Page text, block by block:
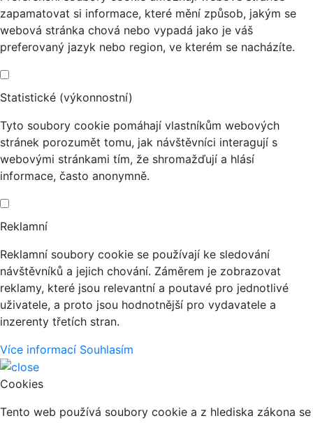
zapamatovat si informace, které mění způsob, jakým se
webová stránka chová nebo vypadá jako je váš
preferovaný jazyk nebo region, ve kterém se nacházíte.
Statistické (výkonnostní)
Tyto soubory cookie pomáhají vlastníkům webových
stránek porozumět tomu, jak návštěvníci interagují s
webovými stránkami tím, že shromažďují a hlásí
informace, často anonymně.
Reklamní
Reklamní soubory cookie se používají ke sledování
návštěvníků a jejich chování. Záměrem je zobrazovat
reklamy, které jsou relevantní a poutavé pro jednotlivé
uživatele, a proto jsou hodnotnější pro vydavatele a
inzerenty třetích stran.
Více informací Souhlasím
Cookies
Tento web používá soubory cookie a z hlediska zákona se